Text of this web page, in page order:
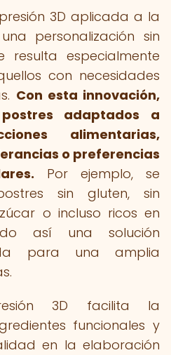
3D aplicada a la
personalización sin
resulta especialmente
con necesidades
Con esta innovación,
adaptados a
alimentarias,
o preferencias
Por ejemplo, se
sin gluten, sin
o incluso ricos en
así una solución
para una amplia
3D facilita la
funcionales y
en la elaboración